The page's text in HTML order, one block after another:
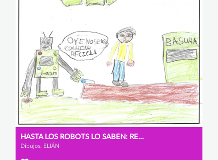
HASTA LOS ROBOTS LO SABEN: RECICLA
Dibujos, ELIÁN